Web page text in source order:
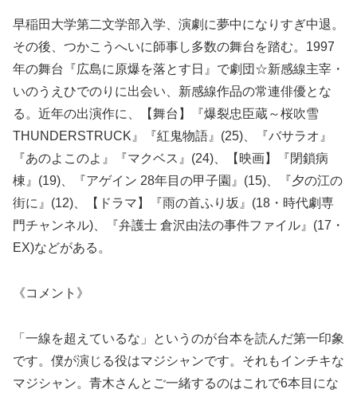
早稲田大学第二文学部入学、演劇に夢中になりすぎ中退。
その後、つかこうへいに師事し多数の舞台を踏む。1997
年の舞台『広島に原爆を落とす日』で劇団☆新感線主宰・
いのうえひでのりに出会い、新感線作品の常連俳優とな
る。近年の出演作に、【舞台】『爆裂忠臣蔵～桜吹雪
THUNDERSTRUCK』『紅鬼物語』(25)、『バサラオ』
『あのよこのよ』『マクベス』(24)、【映画】『閉鎖病
棟』(19)、『アゲイン 28年目の甲子園』(15)、『夕の江の
街に』(12)、【ドラマ】『雨の首ふり坂』(18・時代劇専
門チャンネル)、『弁護士 倉沢由法の事件ファイル』(17・
EX)などがある。
《コメント》
「一線を超えているな」というのが台本を読んだ第一印象
です。僕が演じる役はマジシャンです。それもインチキな
マジシャン。青木さんとご一緒するのはこれで6本目にな